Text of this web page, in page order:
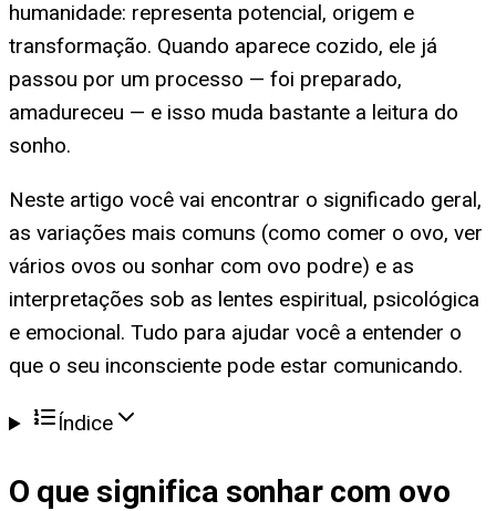
humanidade: representa potencial, origem e
transformação. Quando aparece cozido, ele já
passou por um processo — foi preparado,
amadureceu — e isso muda bastante a leitura do
sonho.
Neste artigo você vai encontrar o significado geral,
as variações mais comuns (como comer o ovo, ver
vários ovos ou sonhar com ovo podre) e as
interpretações sob as lentes espiritual, psicológica
e emocional. Tudo para ajudar você a entender o
que o seu inconsciente pode estar comunicando.
Índice
O que significa sonhar com ovo